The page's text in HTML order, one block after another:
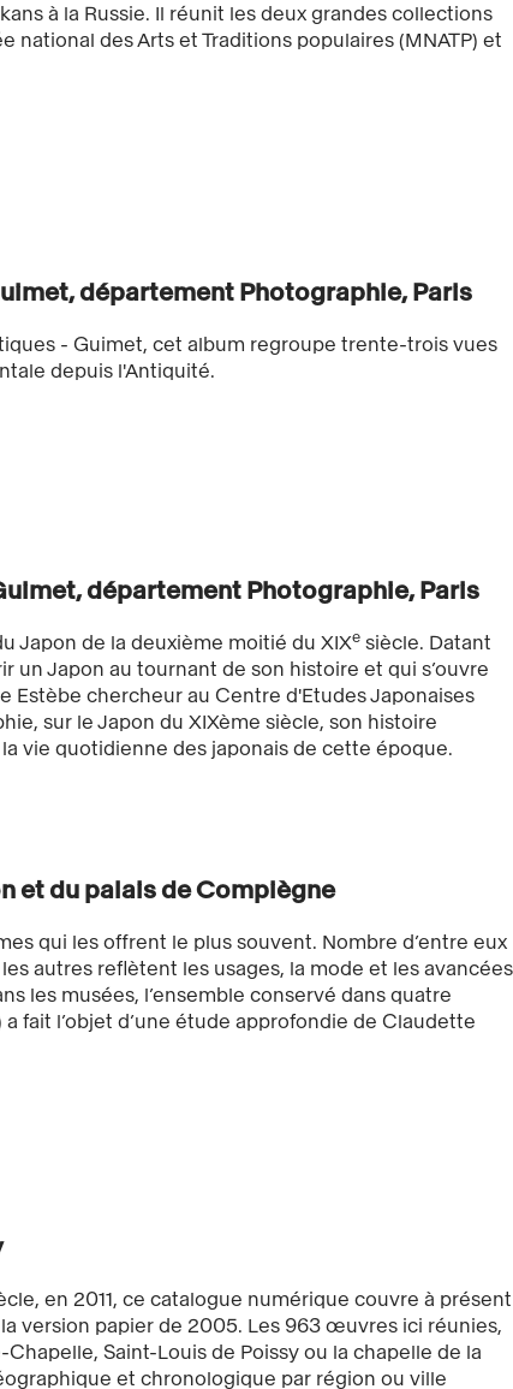
à la Russie. Il réunit les deux grandes collections
national des Arts et Traditions populaires (MNATP) et
département Photographie, Paris
- Guimet, cet album regroupe trente-trois vues
depuis l'Antiquité.
département Photographie, Paris
Japon de la deuxième moitié du XIXe siècle. Datant
un Japon au tournant de son histoire et qui s’ouvre
Estèbe chercheur au Centre d'Etudes Japonaises
sur le Japon du XIXème siècle, son histoire
vie quotidienne des japonais de cette époque.
et du palais de Compiègne
qui les offrent le plus souvent. Nombre d’entre eux
autres reflètent les usages, la mode et les avancées
les musées, l’ensemble conservé dans quatre
fait l’objet d’une étude approfondie de Claudette
en 2011, ce catalogue numérique couvre à présent
version papier de 2005. Les 963 œuvres ici réunies,
Saint-Louis de Poissy ou la chapelle de la
et chronologique par région ou ville